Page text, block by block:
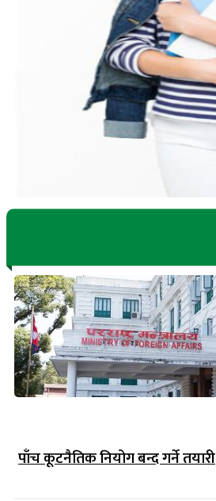
पाँच कूटनैतिक नियोग बन्द गर्ने तयारी